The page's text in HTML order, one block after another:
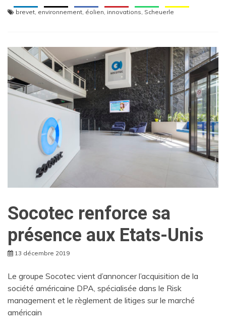
brevet environnement éolien innovations Scheuerle
Socotec renforce sa
présence aux Etats-Unis
13 décembre 2019
Le groupe Socotec vient d’annoncer l’acquisition de la
société américaine DPA, spécialisée dans le Risk
management et le règlement de litiges sur le marché
américain